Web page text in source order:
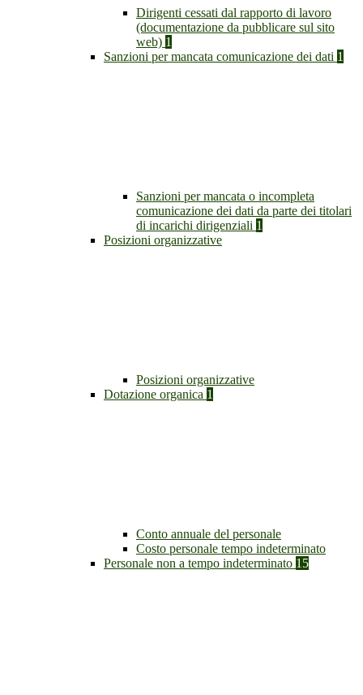
Dirigenti cessati dal rapporto di lavoro
(documentazione da pubblicare sul sito
web) 1
Sanzioni per mancata comunicazione dei dati 1
Sanzioni per mancata o incompleta
comunicazione dei dati da parte dei titolari
di incarichi dirigenziali 1
Posizioni organizzative
Posizioni organizzative
Dotazione organica 1
Conto annuale del personale
Costo personale tempo indeterminato
Personale non a tempo indeterminato 15